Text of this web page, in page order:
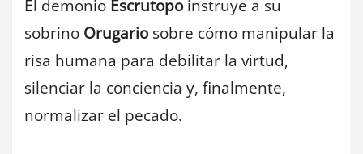
El demonio Escrutopoinstruye a su
sobrino Orugariosobre cómo manipular la
risa humana para debilitar la virtud,
silenciar la conciencia y, finalmente,
normalizar el pecado.